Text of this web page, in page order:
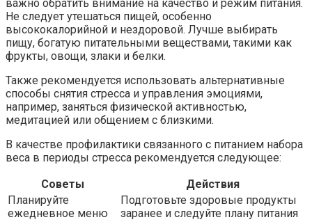
важно обратить внимание на качество и режим питания.
Не следует утешаться пищей, особенно
высококалорийной и нездоровой. Лучше выбирать
пищу, богатую питательными веществами, такими как
фрукты, овощи, злаки и белки.
Также рекомендуется использовать альтернативные
способы снятия стресса и управления эмоциями,
например, заняться физической активностью,
медитацией или общением с близкими.
В качестве профилактики связанного с питанием набора
веса в периоды стресса рекомендуется следующее:
Советы
Действия
Планируйте
ежедневное меню
Подготовьте здоровые продукты
заранее и следуйте плану питания